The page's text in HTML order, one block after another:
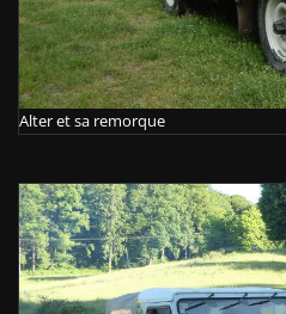
Alter et sa remorque